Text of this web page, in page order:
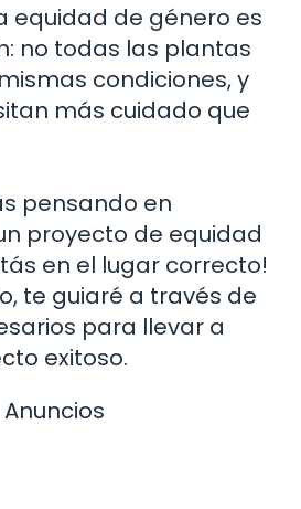
equidad de género es
no todas las plantas
condiciones, y
más cuidado que
pensando en
proyecto de equidad
en el lugar correcto!
te guiaré a través de
para llevar a
exitoso.
Anuncios